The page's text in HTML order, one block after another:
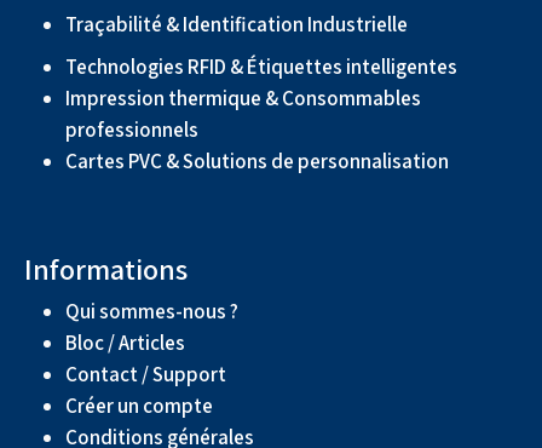
Traçabilité & Identification Industrielle
Technologies RFID & Étiquettes intelligentes
Impression thermique & Consommables
professionnels
Cartes PVC & Solutions de personnalisation
Informations
Qui sommes-nous ?
Bloc / Articles
Contact / Support
Créer un compte
Conditions générales